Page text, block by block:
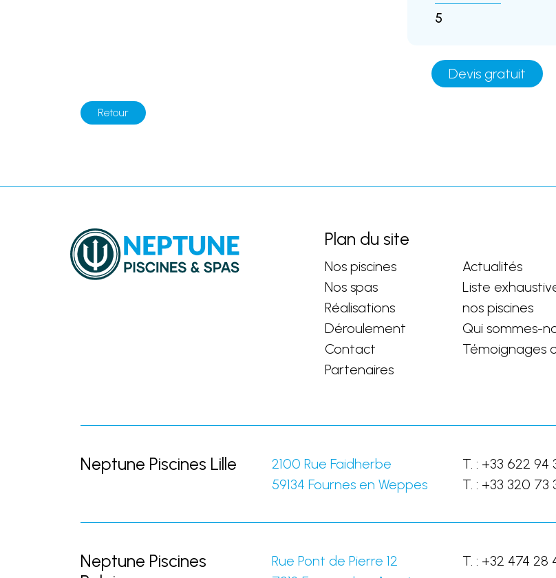
5
Devis gratuit
Retour
Plan du site
Nos piscines
Nos spas
Réalisations
Déroulement
Contact
Partenaires
Actualités
Liste
nos piscines
Qui sommes-
Témoignages
Neptune Piscines Lille
2100 Rue Faidherbe
59134 Fournes en Weppes
T. : +33 622 94
T. : +33 320 73
Neptune Piscines
Rue Pont de Pierre 12
T. : +32 474 28